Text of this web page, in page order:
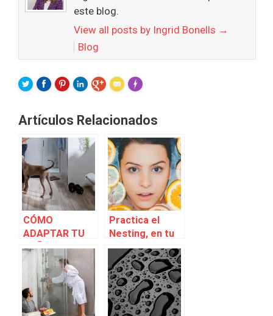
este blog.
View all posts by Ingrid Bonells →
Blog
Made with
Artículos Relacionados
CÓMO
ADAPTAR TU
BAÑO A TU
MASCOTA Y
HACER QUE SE
SIENTA
CÓMODA
Practica el
Nesting, en tu
cuarto de baño